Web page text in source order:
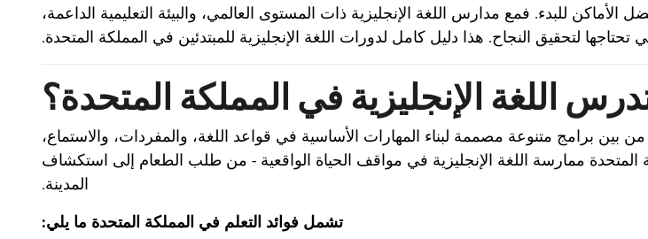
للبدء. فمع مدارس اللغة الإنجليزية ذات المستوى العالمي، والبيئة التعليمية الداعمة،
لتحقيق النجاح. هذا دليل كامل لدورات اللغة الإنجليزية للمبتدئين في المملكة المتحدة.
اللغة الإنجليزية في المملكة المتحدة؟
من بين برامج متنوعة مصممة لبناء المهارات الأساسية في قواعد اللغة، والمفردات، والاستماع،
ممارسة اللغة الإنجليزية في مواقف الحياة الواقعية - من طلب الطعام إلى استكشاف
المدينة.
تشمل فوائد التعلم في المملكة المتحدة ما يلي: